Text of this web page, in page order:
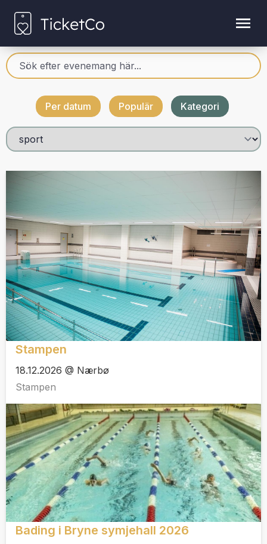
Per datum Populär Kategori
Stampen
18.12.2026 @ Nærbø
Stampen
Bading i Bryne symjehall 2026